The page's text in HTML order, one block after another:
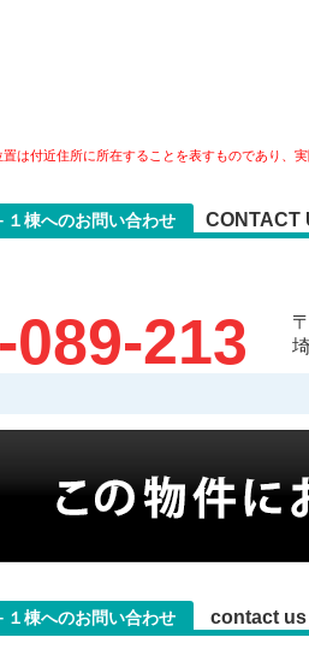
は付近住所に所在することを表すものであり、
１棟へのお問い合わせ CONTACT
089-213
１棟へのお問い合わせ contact us